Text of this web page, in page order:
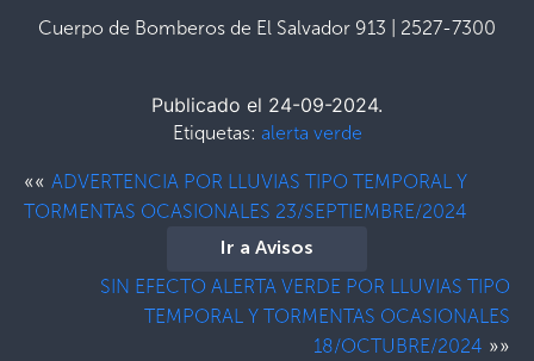
Cuerpo de Bomberos de El Salvador 913 | 2527-7300
Publicado el 24-09-2024.
Etiquetas: alerta verde
«« ADVERTENCIA POR LLUVIAS TIPO TEMPORAL Y
TORMENTAS OCASIONALES 23/SEPTIEMBRE/2024
Ir a Avisos
SIN EFECTO ALERTA VERDE POR LLUVIAS TIPO
TEMPORAL Y TORMENTAS OCASIONALES
18/OCTUBRE/2024 »»